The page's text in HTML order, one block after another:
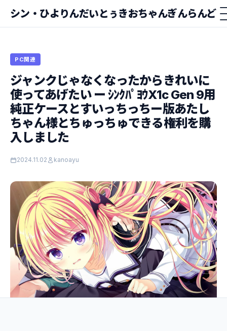
シン・ひよりんだいとぅきおちゃんぎんらんど
PC関連
ジャンクじゃなくなったからきれいに
使ってあげたい ー ｼﾝｸﾊﾟﾖｳX1c Gen 9用
純正ケースとすいっちっちー版あたし
ちゃん様とちゅっちゅできる権利を購
入しました
2024.11.02 kanoayu